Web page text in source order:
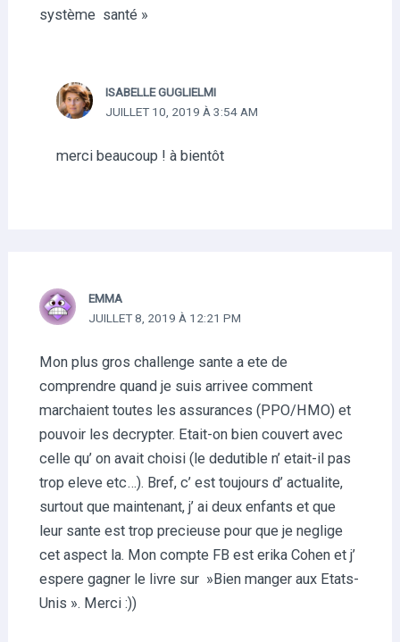
système santé »
ISABELLE GUGLIELMI
JUILLET 10, 2019 À 3:54 AM
merci beaucoup ! à bientôt
EMMA
JUILLET 8, 2019 À 12:21 PM
Mon plus gros challenge sante a ete de
comprendre quand je suis arrivee comment
marchaient toutes les assurances (PPO/HMO) et
pouvoir les decrypter. Etait-on bien couvert avec
celle qu’ on avait choisi (le dedutible n’ etait-il pas
trop eleve etc…). Bref, c’ est toujours d’ actualite,
surtout que maintenant, j’ ai deux enfants et que
leur sante est trop precieuse pour que je neglige
cet aspect la. Mon compte FB est erika Cohen et j’
espere gagner le livre sur »Bien manger aux Etats-
Unis ». Merci :))